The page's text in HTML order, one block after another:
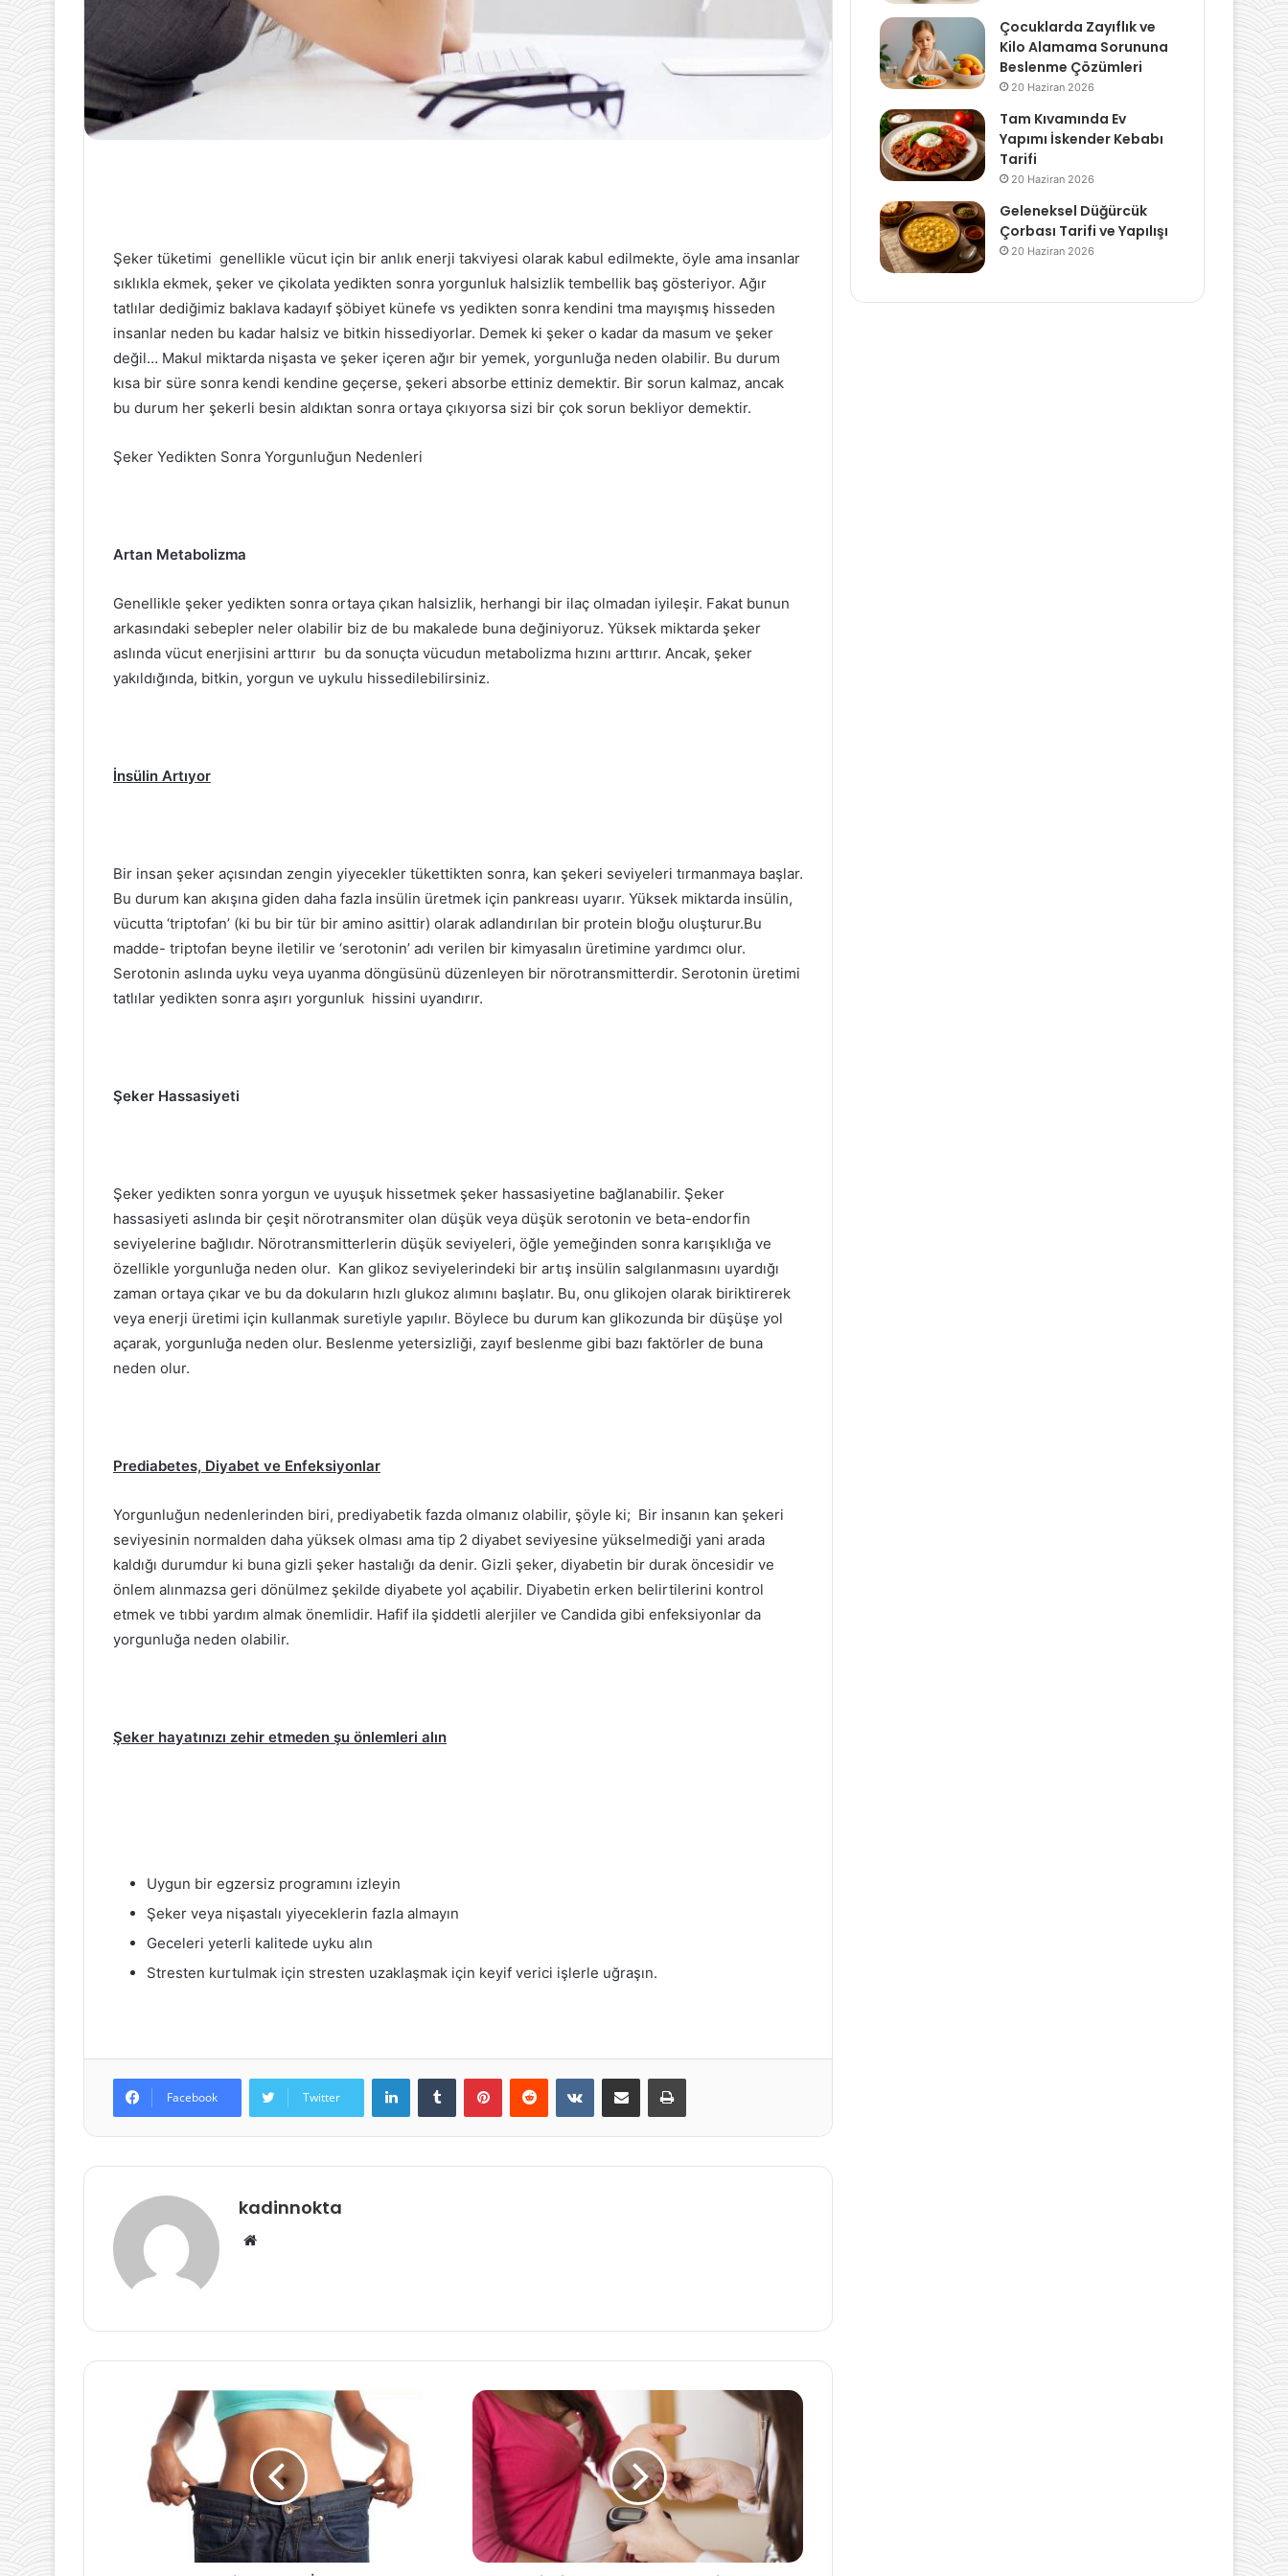
Şeker tüketimi genellikle vücut için bir anlık enerji takviyesi olarak kabul edilmekte, öyle ama insanlar
sıklıkla ekmek, şeker ve çikolata yedikten sonra yorgunluk halsizlik tembellik baş gösteriyor. Ağır
tatlılar dediğimiz baklava kadayıf şöbiyet künefe vs yedikten sonra kendini tma mayışmış hisseden
insanlar neden bu kadar halsiz ve bitkin hissediyorlar. Demek ki şeker o kadar da masum ve şeker
değil… Makul miktarda nişasta ve şeker içeren ağır bir yemek, yorgunluğa neden olabilir. Bu durum
kısa bir süre sonra kendi kendine geçerse, şekeri absorbe ettiniz demektir. Bir sorun kalmaz, ancak
bu durum her şekerli besin aldıktan sonra ortaya çıkıyorsa sizi bir çok sorun bekliyor demektir.
Şeker Yedikten Sonra Yorgunluğun Nedenleri
Artan Metabolizma
Genellikle şeker yedikten sonra ortaya çıkan halsizlik, herhangi bir ilaç olmadan iyileşir. Fakat bunun
arkasındaki sebepler neler olabilir biz de bu makalede buna değiniyoruz. Yüksek miktarda şeker
aslında vücut enerjisini arttırır bu da sonuçta vücudun metabolizma hızını arttırır. Ancak, şeker
yakıldığında, bitkin, yorgun ve uykulu hissedilebilirsiniz.
İnsülin Artıyor
Bir insan şeker açısından zengin yiyecekler tükettikten sonra, kan şekeri seviyeleri tırmanmaya başlar.
Bu durum kan akışına giden daha fazla insülin üretmek için pankreası uyarır. Yüksek miktarda insülin,
vücutta ‘triptofan’ (ki bu bir tür bir amino asittir) olarak adlandırılan bir protein bloğu oluşturur.Bu
madde- triptofan beyne iletilir ve ‘serotonin’ adı verilen bir kimyasalın üretimine yardımcı olur.
Serotonin aslında uyku veya uyanma döngüsünü düzenleyen bir nörotransmitterdir. Serotonin üretimi
tatlılar yedikten sonra aşırı yorgunluk hissini uyandırır.
Şeker Hassasiyeti
Şeker yedikten sonra yorgun ve uyuşuk hissetmek şeker hassasiyetine bağlanabilir. Şeker
hassasiyeti aslında bir çeşit nörotransmiter olan düşük veya düşük serotonin ve beta-endorfin
seviyelerine bağlıdır. Nörotransmitterlerin düşük seviyeleri, öğle yemeğinden sonra karışıklığa ve
özellikle yorgunluğa neden olur. Kan glikoz seviyelerindeki bir artış insülin salgılanmasını uyardığı
zaman ortaya çıkar ve bu da dokuların hızlı glukoz alımını başlatır. Bu, onu glikojen olarak biriktirerek
veya enerji üretimi için kullanmak suretiyle yapılır. Böylece bu durum kan glikozunda bir düşüşe yol
açarak, yorgunluğa neden olur. Beslenme yetersizliği, zayıf beslenme gibi bazı faktörler de buna
neden olur.
Prediabetes, Diyabet ve Enfeksiyonlar
Yorgunluğun nedenlerinden biri, prediyabetik fazda olmanız olabilir, şöyle ki; Bir insanın kan şekeri
seviyesinin normalden daha yüksek olması ama tip 2 diyabet seviyesine yükselmediği yani arada
kaldığı durumdur ki buna gizli şeker hastalığı da denir. Gizli şeker, diyabetin bir durak öncesidir ve
önlem alınmazsa geri dönülmez şekilde diyabete yol açabilir. Diyabetin erken belirtilerini kontrol
etmek ve tıbbi yardım almak önemlidir. Hafif ila şiddetli alerjiler ve Candida gibi enfeksiyonlar da
yorgunluğa neden olabilir.
Şeker hayatınızı zehir etmeden şu önlemleri alın
Uygun bir egzersiz programını izleyin
Şeker veya nişastalı yiyeceklerin fazla almayın
Geceleri yeterli kalitede uyku alın
Stresten kurtulmak için stresten uzaklaşmak için keyif verici işlerle uğraşın.
Facebook Twitter
LinkedInTumblr PinterestReddit VKontakteE-Posta ile paylaş Yazdır
kadinnokta
Web
Çocuklarda Zayıflık ve
Kilo Alamama Sorununa
Beslenme Çözümleri
20 Haziran 2026
Tam Kıvamında Ev
Yapımı İskender Kebabı
Tarifi
20 Haziran 2026
Geleneksel Düğürcük
Çorbası Tarifi ve Yapılışı
20 Haziran 2026